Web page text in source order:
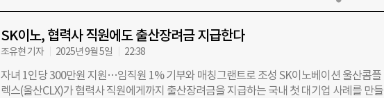
SK이노, 협력사 직원에도 출산장려금 지급한다
조유현 기자 2025년 9월 5일 22:38
자녀 1인당 300만원 지원…임직원 1% 기부와 매칭그랜트로 조성 SK이노베이션 울산콤플
렉스(울산CLX)가 협력사 직원에게까지 출산장려금을 지급하는 국내 첫 대기업 사례를 만들